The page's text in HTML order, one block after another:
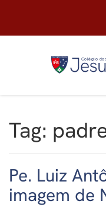
Tag:
Pe. Luiz
imagem de